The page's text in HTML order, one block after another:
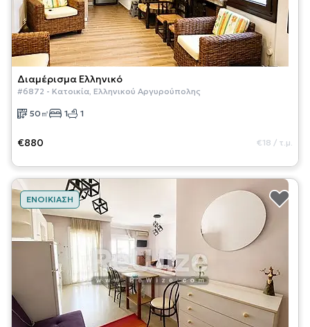
Διαμέρισμα Ελληνικό
#6872 - Κατοικία, Ελληνικού Αργυρούπολης
50 ㎡ 1 1
€880 €18 / τ.μ.
ΕΝΟΙΚΊΑΣΗ